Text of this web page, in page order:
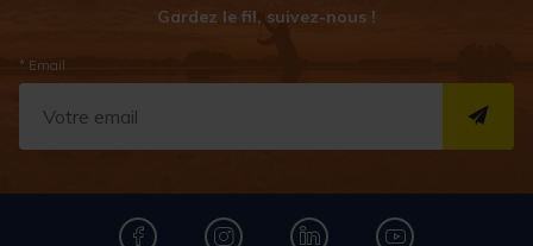
Gardez le fil, suivez-nous !
* Email